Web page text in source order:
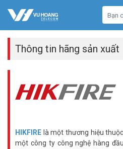
Thông tin hãng sản xuất
HIKFIRE là một thương hiệu
một công ty công nghệ hàng